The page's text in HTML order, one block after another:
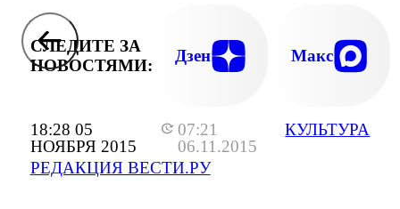
18:28 05
НОЯБРЯ 2015
07:21
06.11.2015
РЕДАКЦИЯ ВЕСТИ.РУ
КУЛЬТУРА
СЛЕДИТЕ ЗА
НОВОСТЯМИ:
Дзен Макс